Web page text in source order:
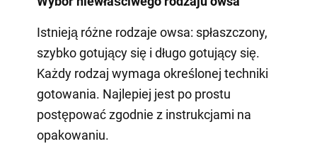
Istnieją różne rodzaje owsa: spłaszczony,
szybko gotujący się i długo gotujący się.
Każdy rodzaj wymaga określonej techniki
gotowania. Najlepiej jest po prostu
postępować zgodnie z instrukcjami na
opakowaniu.